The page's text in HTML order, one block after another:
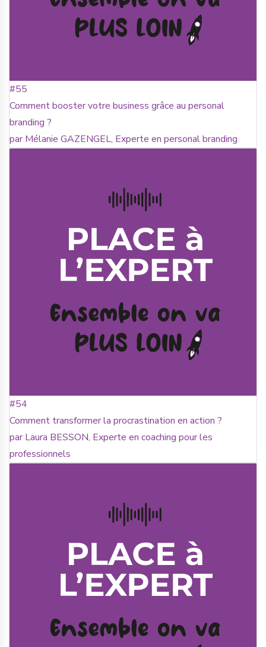
#55
Comment booster votre business grâce au personal
branding ?
par Mélanie GAZENGEL, Experte en personal branding
#54
Comment transformer la procrastination en action ?
par Laura BESSON, Experte en coaching pour les
professionnels